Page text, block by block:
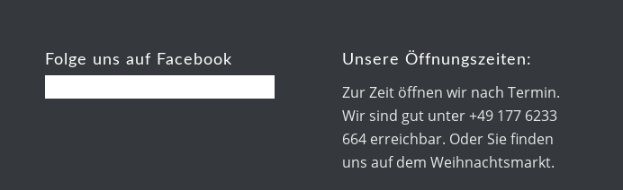
Folge uns auf Facebook Unsere Öffnungszeiten:
Zur Zeit öffnen wir nach Termin.
Wir sind gut unter +49 177 6233
664 erreichbar. Oder Sie finden
uns auf dem Weihnachtsmarkt.